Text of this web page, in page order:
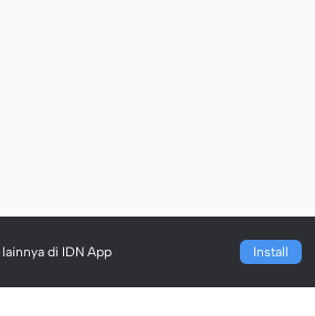
lainnya di IDN App Install